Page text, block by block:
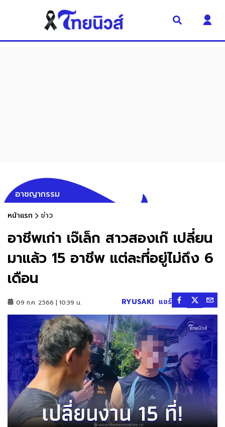
อาชญากรรม
หน้าแรก ข่าว
อาชีพเก่า เจ๊เล็ก สาวสองเก๊ เปลี่ยน
มาแล้ว 15 อาชีพ แต่ละที่อยู่ไม่ถึง 6
เดือน
09 ก.ค. 2566 | 10:39 น. RYUSAKI แชร์